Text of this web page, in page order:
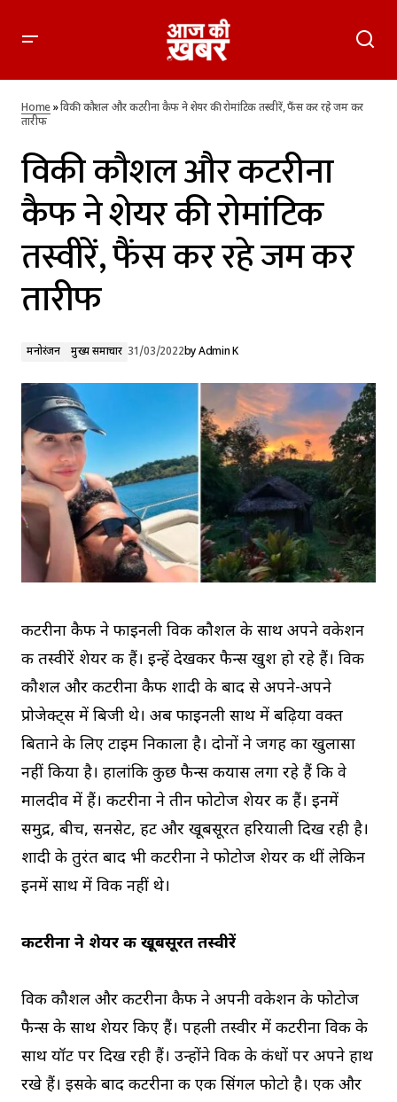
जम कर तारीफ
Home»विकी कौशल और कटरीना कैफ ने शेयर की रोमांटिक तस्वीरें, फैंस कर रहे जम कर
तारीफ
विकी कौशल और कटरीना
कैफ ने शेयर की रोमांटिक
तस्वीरें, फैंस कर रहे जम कर
तारीफ
मनोरंजन मुख्य समाचार 31/03/2022byAdmin K
कटरीना कैफ ने फाइनली विकी कौशल के साथ अपने वकेशन
की तस्वीरें शेयर की हैं। इन्हें देखकर फैन्स खुश हो रहे हैं। विकी
कौशल और कटरीना कैफ शादी के बाद से अपने-अपने
प्रोजेक्ट्स में बिजी थे। अब फाइनली साथ में बढ़िया वक्त
बिताने के लिए टाइम निकाला है। दोनों ने जगह का खुलासा
नहीं किया है। हालांकि कुछ फैन्स कयास लगा रहे हैं कि वे
मालदीव में हैं। कटरीना ने तीन फोटोज शेयर की हैं। इनमें
समुद्र, बीच, सनसेट, हट और खूबसूरत हरियाली दिख रही है।
शादी के तुरंत बाद भी कटरीना ने फोटोज शेयर की थीं लेकिन
इनमें साथ में विकी नहीं थे।
कटरीना ने शेयर की खूबसूरत तस्वीरें
विकी कौशल और कटरीना कैफ ने अपनी वकेशन के फोटोज
फैन्स के साथ शेयर किए हैं। पहली तस्वीर में कटरीना विकी के
साथ यॉट पर दिख रही हैं। उन्होंने विकी के कंधों पर अपने हाथ
रखे हैं। इसके बाद कटरीना की एक सिंगल फोटो है। एक और